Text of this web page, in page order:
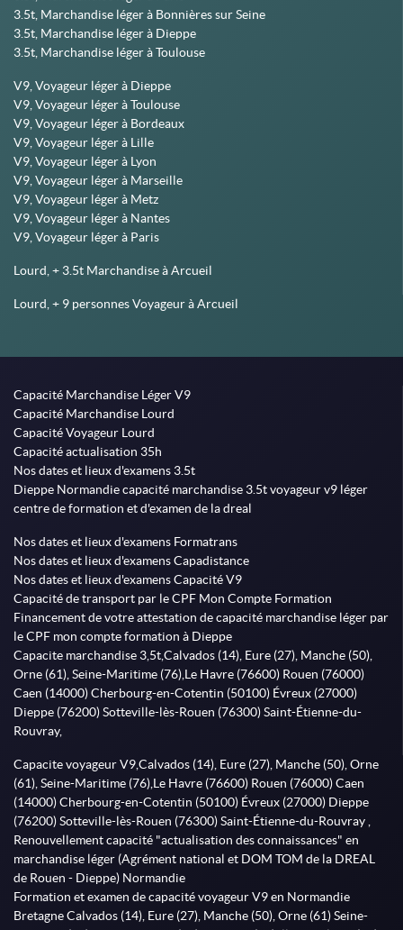
3.5t, Marchandise léger à Bonnières sur Seine
3.5t, Marchandise léger à Dieppe
3.5t, Marchandise léger à Toulouse
V9, Voyageur léger à Dieppe
V9, Voyageur léger à Toulouse
V9, Voyageur léger à Bordeaux
V9, Voyageur léger à Lille
V9, Voyageur léger à Lyon
V9, Voyageur léger à Marseille
V9, Voyageur léger à Metz
V9, Voyageur léger à Nantes
V9, Voyageur léger à Paris
Lourd, + 3.5t Marchandise à Arcueil
Lourd, + 9 personnes Voyageur à Arcueil
Capacité Marchandise Léger V9
Capacité Marchandise Lourd
Capacité Voyageur Lourd
Capacité actualisation 35h
Nos dates et lieux d'examens 3.5t
Dieppe Normandie capacité marchandise 3.5t voyageur v9 léger
centre de formation et d'examen de la dreal
Nos dates et lieux d'examens Formatrans
Nos dates et lieux d'examens Capadistance
Nos dates et lieux d'examens Capacité V9
Capacité de transport par le CPF Mon Compte Formation
Financement de votre attestation de capacité marchandise léger par
le CPF mon compte formation à Dieppe
Capacite marchandise 3,5t,Calvados (14), Eure (27), Manche (50),
Orne (61), Seine-Maritime (76),Le Havre (76600) Rouen (76000)
Caen (14000) Cherbourg-en-Cotentin (50100) Évreux (27000)
Dieppe (76200) Sotteville-lès-Rouen (76300) Saint-Étienne-du-
Rouvray,
Capacite voyageur V9,Calvados (14), Eure (27), Manche (50), Orne
(61), Seine-Maritime (76),Le Havre (76600) Rouen (76000) Caen
(14000) Cherbourg-en-Cotentin (50100) Évreux (27000) Dieppe
(76200) Sotteville-lès-Rouen (76300) Saint-Étienne-du-Rouvray ,
Renouvellement capacité "actualisation des connaissances" en
marchandise léger (Agrément national et DOM TOM de la DREAL
de Rouen - Dieppe) Normandie
Formation et examen de capacité voyageur V9 en Normandie
Bretagne Calvados (14), Eure (27), Manche (50), Orne (61) Seine-